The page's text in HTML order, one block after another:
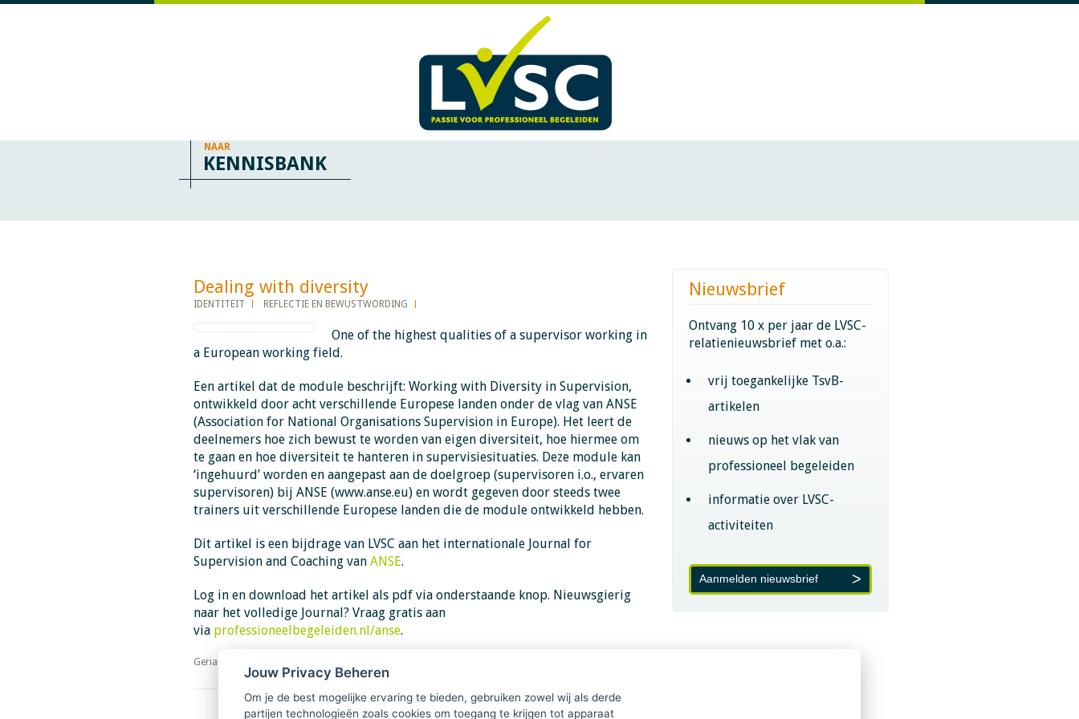
NAAR
KENNISBANK
Dealing with diversity​​​​​​
IDENTITEIT REFLECTIE EN BEWUSTWORDING
One of the highest qualities of a supervisor working in
a European working field.
Een artikel dat de module beschrijft: Working with Diversity in Supervision,
ontwikkeld door acht verschillende Europese landen onder de vlag van ANSE
(Association for National Organisations Supervision in Europe). Het leert de
deelnemers hoe zich bewust te worden van eigen diversiteit, hoe hiermee om
te gaan en hoe diversiteit te hanteren in supervisiesituaties. Deze module kan
‘ingehuurd’ worden en aangepast aan de doelgroep (supervisoren i.o., ervaren
supervisoren) bij ANSE (www.anse.eu) en wordt gegeven door steeds twee
trainers uit verschillende Europese landen die de module ontwikkeld hebben.
Dit artikel is een bijdrage van LVSC aan het internationale Journal for
Supervision and Coaching van ANSE.
Log in en download het artikel als pdf via onderstaande knop. Nieuwsgierig
naar het volledige Journal? Vraag gratis aan
via professioneelbegeleiden.nl/anse.
​​​​​​​Gerian Dijkhuizen
Download PDF
Nieuwsbrief
Ontvang 10 x per jaar de LVSC-
relatienieuwsbrief met o.a.:
vrij toegankelijke TsvB-
artikelen
nieuws op het vlak van
professioneel begeleiden
informatie over LVSC-
activiteiten
Aanmelden nieuwsbrief
Jouw Privacy Beheren
Om je de best mogelijke ervaring te bieden, gebruiken zowel wij als derde
partijen technologieën zoals cookies om toegang te krijgen tot apparaat